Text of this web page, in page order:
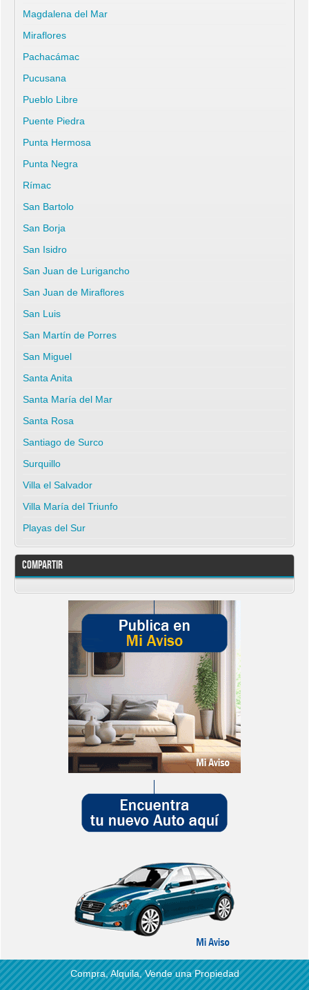
Magdalena del Mar
Miraflores
Pachacámac
Pucusana
Pueblo Libre
Puente Piedra
Punta Hermosa
Punta Negra
Rímac
San Bartolo
San Borja
San Isidro
San Juan de Lurigancho
San Juan de Miraflores
San Luis
San Martín de Porres
San Miguel
Santa Anita
Santa María del Mar
Santa Rosa
Santiago de Surco
Surquillo
Villa el Salvador
Villa María del Triunfo
Playas del Sur
Compartir
Compra, Alquila, Vende una Propiedad